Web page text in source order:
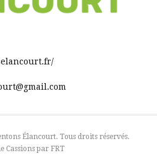
Élancourt. Tous droits réservés.
Cassions par FRT